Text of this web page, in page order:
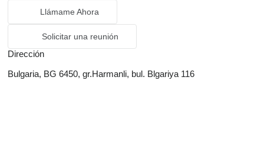
Llámame Ahora
Solicitar una reunión
Dirección
Bulgaria, BG 6450, gr.Harmanli, bul. Blgariya 116